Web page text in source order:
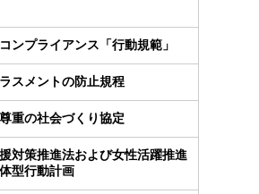
ンプライアンス「行動規範」
スメントの防止規程
重の社会づくり協定
対策推進法および女性活躍推進
型行動計画